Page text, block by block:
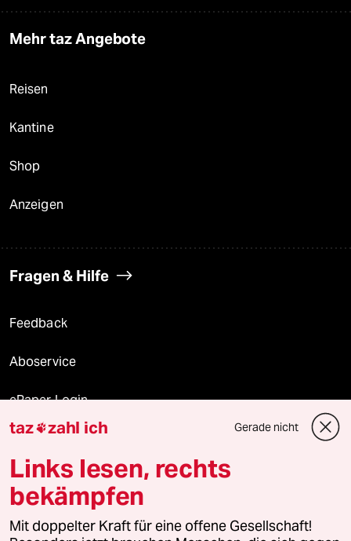
Mehr taz Angebote
Reisen
Kantine
Shop
Anzeigen
Fragen & Hilfe
Feedback
Aboservice
ePaper Login
Downloads für Abonnierende
© 2026 taz Verlags und Vertriebs GmbH
Alle Rechte vorbehalten. Bei rechtlichen Fragen oder für Genehmigungen
wenden Sie sich bitte an
lizenzen@taz.de
taz zahl ich Gerade nicht
Links lesen, rechts
bekämpfen
Mit doppelter Kraft für eine offene Gesellschaft!